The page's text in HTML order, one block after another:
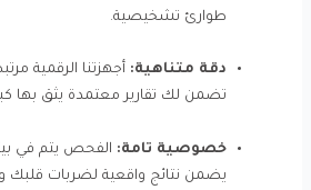
طوارئ تشخيصية.
دقة متناهية: أجهزتنا الرقمية
تضمن لك تقارير معتمدة يثق بها
خصوصية تامة: الفحص يتم في
يضمن نتائج واقعية لضربات